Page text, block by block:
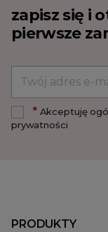
zapisz się i
pierwsze
*Akceptuję
prywatności
PRODUKTY